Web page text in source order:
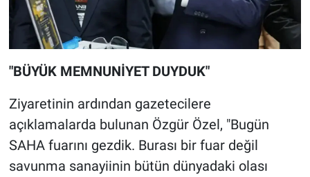
"BÜYÜK MEMNUNİYET DUYDUK"
Ziyaretinin ardından gazetecilere
açıklamalarda bulunan Özgür Özel, "Bugün
SAHA fuarını gezdik. Burası bir fuar değil
savunma sanayiinin bütün dünyadaki olası